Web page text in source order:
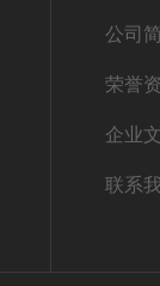
公司
荣誉
企业
联系